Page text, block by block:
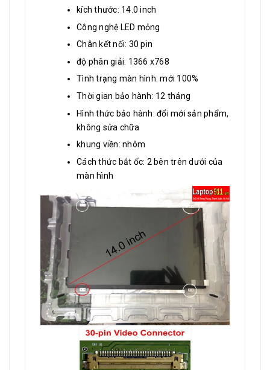
kích thước: 14.0 inch
Công nghệ LED mỏng
Chân kết nối: 30 pin
độ phân giải: 1366 x768
Tình trạng màn hình: mới 100%
Thời gian bảo hành: 12 tháng
Hình thức bảo hành: đổi mới sản phẩm,
không sửa chữa
khung viền: nhôm
Cách thức bắt ốc: 2 bên trên dưới của
màn hình